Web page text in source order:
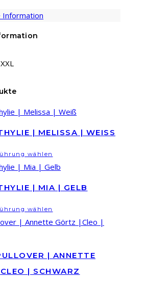
Information
| MELISSA | WEISS
wählen
Produkt
mehrere
Die
können
auf
| MIA | GELB
wählen
Produkt
Varianten
auf.
| ANNETTE
| SCHWARZ